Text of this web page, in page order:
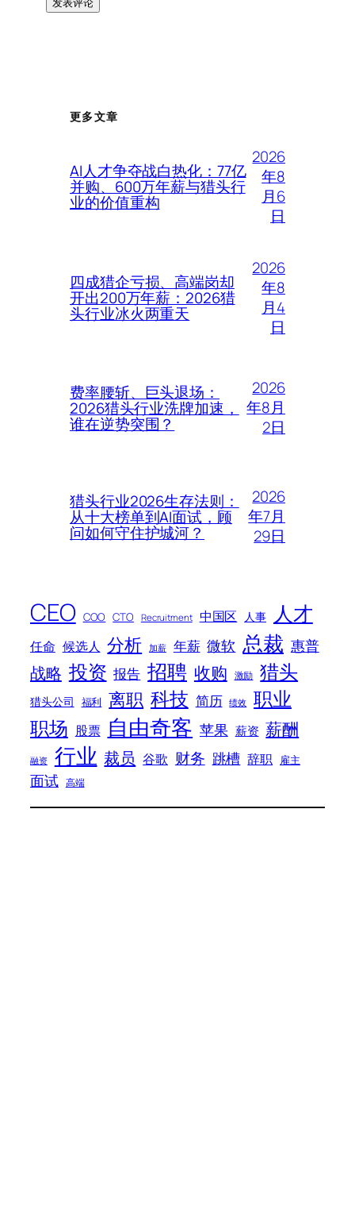
更多文章
AI人才争夺战白热化：77亿
并购、600万年薪与猎头行
业的价值重构
2026
年8
月6
日
四成猎企亏损、高端岗却
开出200万年薪：2026猎
头行业冰火两重天
2026
年8
月4
日
费率腰斩、巨头退场：
2026猎头行业洗牌加速，
谁在逆势突围？
2026
年8月
2日
猎头行业2026生存法则：
从十大榜单到AI面试，顾
问如何守住护城河？
2026
年7月
29日
CEO COO CTO Recruitment 中国区 人事 人才
任命 候选人 分析 加薪 年薪 微软 总裁 惠普
战略 投资 报告 招聘 收购 激励 猎头
猎头公司 福利 离职 科技 简历 绩效 职业
职场 股票 自由奇客 苹果 薪资 薪酬
融资 行业 裁员 谷歌 财务 跳槽 辞职 雇主
面试 高端